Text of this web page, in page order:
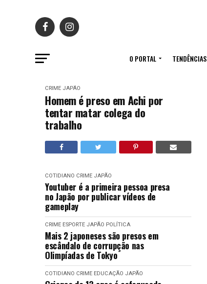
O PORTAL TENDÊNCIAS
CRIME JAPÃO
Homem é preso em Achi por
tentar matar colega do
trabalho
COTIDIANO CRIME JAPÃO
Youtuber é a primeira pessoa presa
no Japão por publicar vídeos de
gameplay
CRIME ESPORTE JAPÃO POLÍTICA
Mais 2 japoneses são presos em
escândalo de corrupção nas
Olimpíadas de Tokyo
COTIDIANO CRIME EDUCAÇÃO JAPÃO